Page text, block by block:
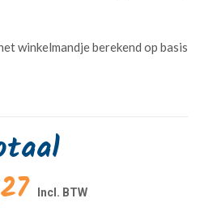
winkelmandje berekend op basis